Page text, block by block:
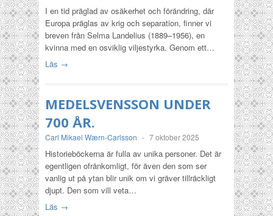
I en tid präglad av osäkerhet och förändring, där
Europa präglas av krig och separation, finner vi
breven från Selma Landelius (1889–1956), en
kvinna med en osviklig viljestyrka. Genom ett…
Läs →
MEDELSVENSSON UNDER
700 ÅR.
Carl Mikael Wærn-Carlsson - 7 oktober 2025
Historieböckerna är fulla av unika personer. Det är
egentligen ofrånkomligt, för även den som ser
vanlig ut på ytan blir unik om vi gräver tillräckligt
djupt. Den som vill veta…
Läs →